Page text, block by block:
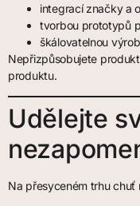
integrací značky a
tvorbou prototypů
škálovatelnou
Nepřizpůsobujete
produktu.
Udělejte
Na přesyceném trhu chuť